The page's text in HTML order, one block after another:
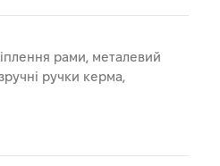
рами, металевий
ручки керма,